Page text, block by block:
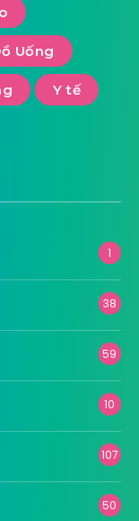
Uống
Y tế
1
38
59
10
107
50